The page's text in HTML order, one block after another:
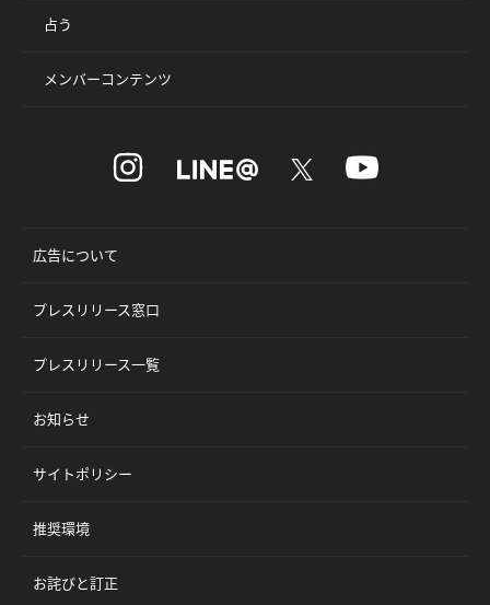
占う
メンバーコンテンツ
広告について
プレスリリース窓口
プレスリリース一覧
お知らせ
サイトポリシー
推奨環境
お詫びと訂正